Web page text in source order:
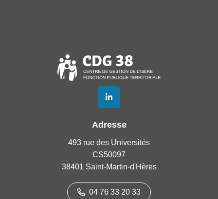
Lien vers le compte Linkedin
Adresse
493 rue des Universités
CS50097
38401 Saint-Martin-d'Hères
04 76 33 20 33